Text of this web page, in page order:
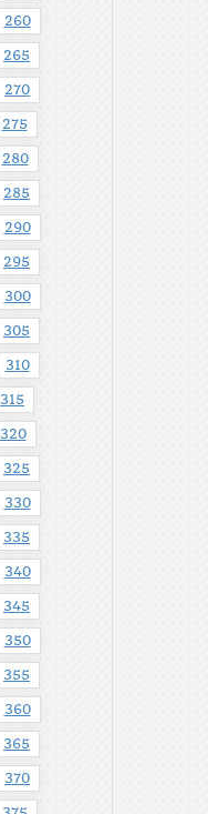
260
265
270
275
280
285
290
295
300
305
310
315
320
325
330
335
340
345
350
355
360
365
370